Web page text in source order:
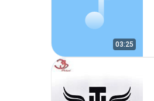
03:25